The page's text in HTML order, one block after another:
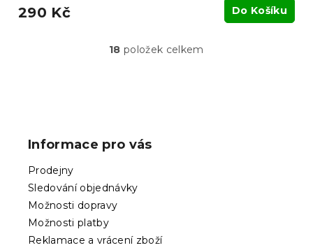
290 Kč Do Košíku
O
ý
18 položek celkem
Informace pro vás
Prodejny
Sledování objednávky
Možnosti dopravy
Možnosti platby
Reklamace a vrácení zboží